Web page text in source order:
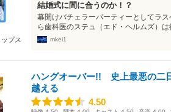
プス
結婚式に間に合うのか！？
幕開けバチェラーパーティーとしてラ
ら歯科医のステュ（エド・ヘルムズ）
mkei1
ハングオーバー!! 史上最悪の二
越える
4.50
4.50